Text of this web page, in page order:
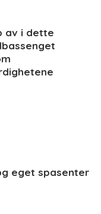
av i dette
eget spasenter